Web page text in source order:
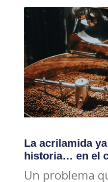
La acrilamida
historia… en el
Un problema